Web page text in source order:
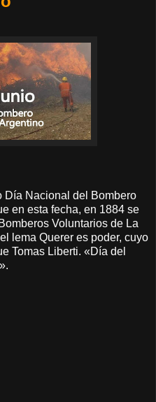
Día Nacional del Bombero
en esta fecha, en 1884 se
Voluntarios de La
lema Querer es poder, cuyo
Tomas Liberti. «Día del